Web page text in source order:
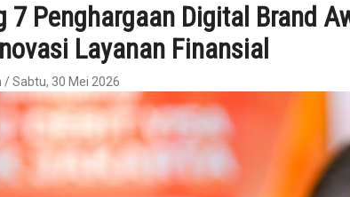
7 Penghargaan Digital Brand
Layanan Finansial
/ Sabtu, 30 Mei 2026